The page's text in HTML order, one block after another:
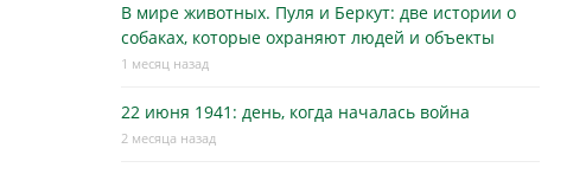
В мире животных. Пуля и Беркут: две истории о
собаках, которые охраняют людей и объекты
1 месяц назад
22 июня 1941: день, когда началась война
2 месяца назад